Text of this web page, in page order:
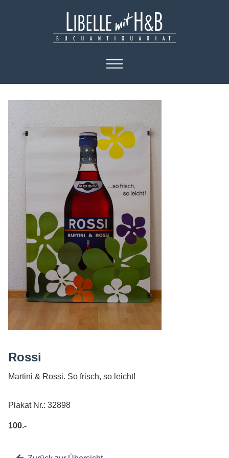
KATALOGE
BÜCHER
KUNST
PLAKATE
KONTAKT
AGB
Rossi
Martini & Rossi. So frisch, so leicht!
Plakat Nr.: 32898
100.-